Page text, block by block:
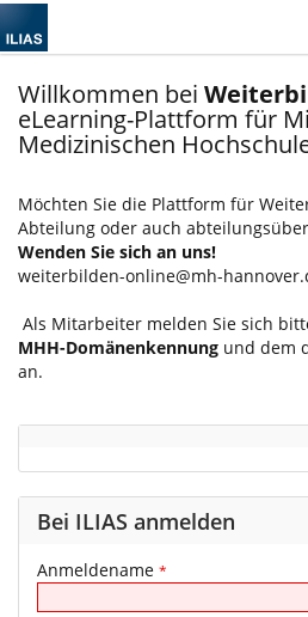
Willkommen bei
eLearning-Plattform für
Medizinischen
Möchten Sie die Plattform für
Abteilung oder auch
Wenden Sie sich an uns!
weiterbilden-online@mh-
Als Mitarbeiter melden Sie sich
MHH-Domänenkennung und dem
an.
Bei ILIAS anmelden
Anmeldename *